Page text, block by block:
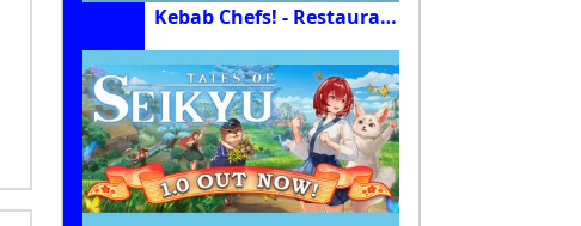
Kebab Chefs! - Restaurant Simulator